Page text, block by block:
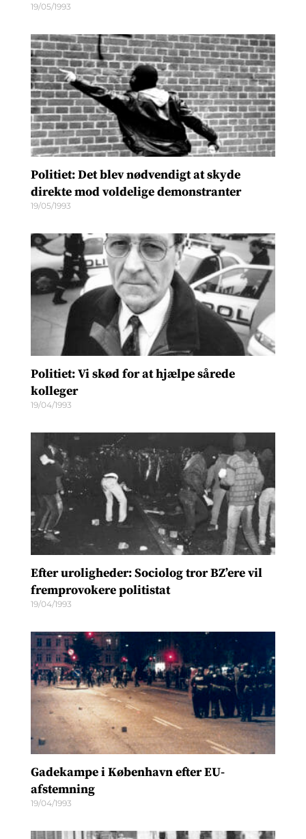
19/05/1993
Politiet: Det blev nødvendigt at skyde
direkte mod voldelige demonstranter
19/05/1993
Politiet: Vi skød for at hjælpe sårede
kolleger
19/04/1993
Efter uroligheder: Sociolog tror BZ’ere vil
fremprovokere politistat
19/04/1993
Gadekampe i København efter EU-
afstemning
19/04/1993